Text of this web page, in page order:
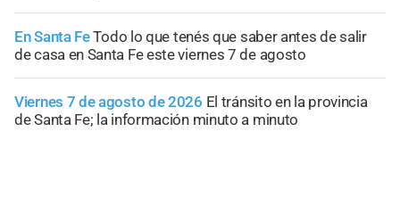
En Santa FeTodo lo que tenés que saber antes de salir
de casa en Santa Fe este viernes 7 de agosto
Viernes 7 de agosto de 2026 El tránsito en la provincia
de Santa Fe; la información minuto a minuto